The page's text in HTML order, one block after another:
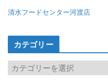
清水フードセンター河渡店
カテゴリー
カ
テ